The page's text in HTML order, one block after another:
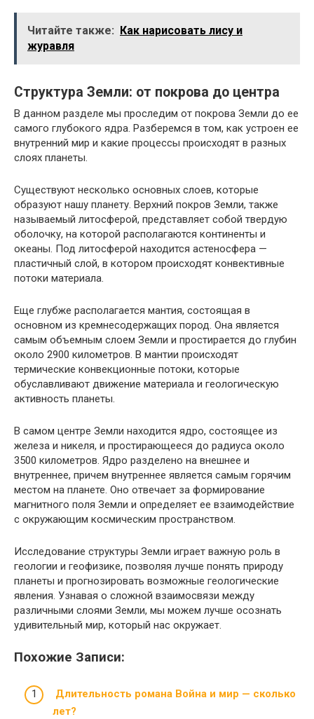
Читайте также: Как нарисовать лису и
журавля
Структура Земли: от покрова до центра
В данном разделе мы проследим от покрова Земли до ее
самого глубокого ядра. Разберемся в том, как устроен ее
внутренний мир и какие процессы происходят в разных
слоях планеты.
Существуют несколько основных слоев, которые
образуют нашу планету. Верхний покров Земли, также
называемый литосферой, представляет собой твердую
оболочку, на которой располагаются континенты и
океаны. Под литосферой находится астеносфера —
пластичный слой, в котором происходят конвективные
потоки материала.
Еще глубже располагается мантия, состоящая в
основном из кремнесодержащих пород. Она является
самым объемным слоем Земли и простирается до глубин
около 2900 километров. В мантии происходят
термические конвекционные потоки, которые
обуславливают движение материала и геологическую
активность планеты.
В самом центре Земли находится ядро, состоящее из
железа и никеля, и простирающееся до радиуса около
3500 километров. Ядро разделено на внешнее и
внутреннее, причем внутреннее является самым горячим
местом на планете. Оно отвечает за формирование
магнитного поля Земли и определяет ее взаимодействие
с окружающим космическим пространством.
Исследование структуры Земли играет важную роль в
геологии и геофизике, позволяя лучше понять природу
планеты и прогнозировать возможные геологические
явления. Узнавая о сложной взаимосвязи между
различными слоями Земли, мы можем лучше осознать
удивительный мир, который нас окружает.
Похожие Записи:
Длительность романа Война и мир — сколько
лет?